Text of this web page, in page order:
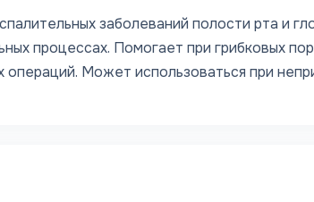
заболеваний полости рта и
процессах. Помогает при грибковых
Может использоваться при